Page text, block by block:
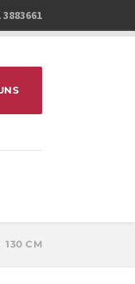
3883661
130 CM